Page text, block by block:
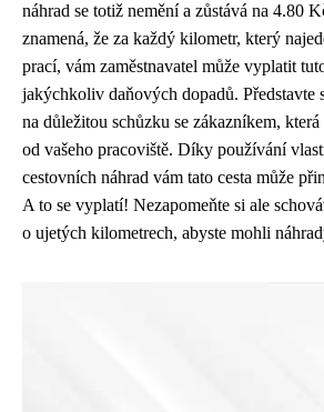
náhrad se totiž nemění a zůstává na 4.80
znamená, že za každý kilometr, který
prací, vám zaměstnavatel může vyplatit
jakýchkoliv daňových dopadů. Představte
na důležitou schůzku se zákazníkem,
od vašeho pracoviště. Díky používání
cestovních náhrad vám tato cesta může
A to se vyplatí! Nezapomeňte si ale
o ujetých kilometrech, abyste mohli